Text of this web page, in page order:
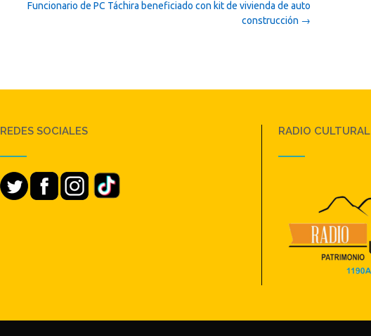
Funcionario de PC Táchira beneficiado con kit de vivienda de auto
construcción →
REDES SOCIALES RADIO CULTURAL